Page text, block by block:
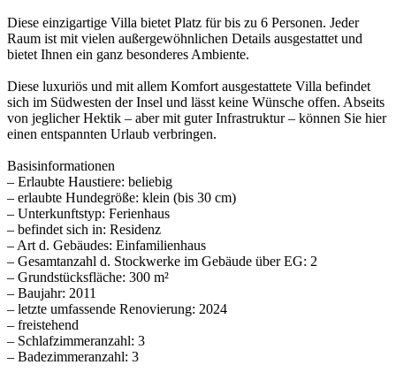
Diese einzigartige Villa bietet Platz für bis zu 6 Personen. Jeder
Raum ist mit vielen außergewöhnlichen Details ausgestattet und
bietet Ihnen ein ganz besonderes Ambiente.
Diese luxuriös und mit allem Komfort ausgestattete Villa befindet
sich im Südwesten der Insel und lässt keine Wünsche offen. Abseits
von jeglicher Hektik – aber mit guter Infrastruktur – können Sie hier
einen entspannten Urlaub verbringen.
Basisinformationen
– Erlaubte Haustiere: beliebig
– erlaubte Hundegröße: klein (bis 30 cm)
– Unterkunftstyp: Ferienhaus
– befindet sich in: Residenz
– Art d. Gebäudes: Einfamilienhaus
– Gesamtanzahl d. Stockwerke im Gebäude über EG: 2
– Grundstücksfläche: 300 m²
– Baujahr: 2011
– letzte umfassende Renovierung: 2024
– freistehend
– Schlafzimmeranzahl: 3
– Badezimmeranzahl: 3